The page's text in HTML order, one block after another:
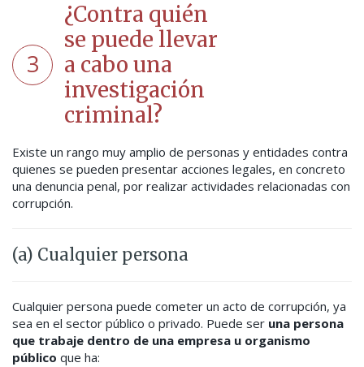
3
¿Contra quién
se puede llevar
a cabo una
investigación
criminal?
Existe un rango muy amplio de personas y entidades contra
quienes se pueden presentar acciones legales, en concreto
una denuncia penal, por realizar actividades relacionadas con
corrupción.
(a) Cualquier persona
Cualquier persona puede cometer un acto de corrupción, ya
sea en el sector público o privado. Puede ser una persona
que trabaje dentro de una empresa u organismo
público que ha: